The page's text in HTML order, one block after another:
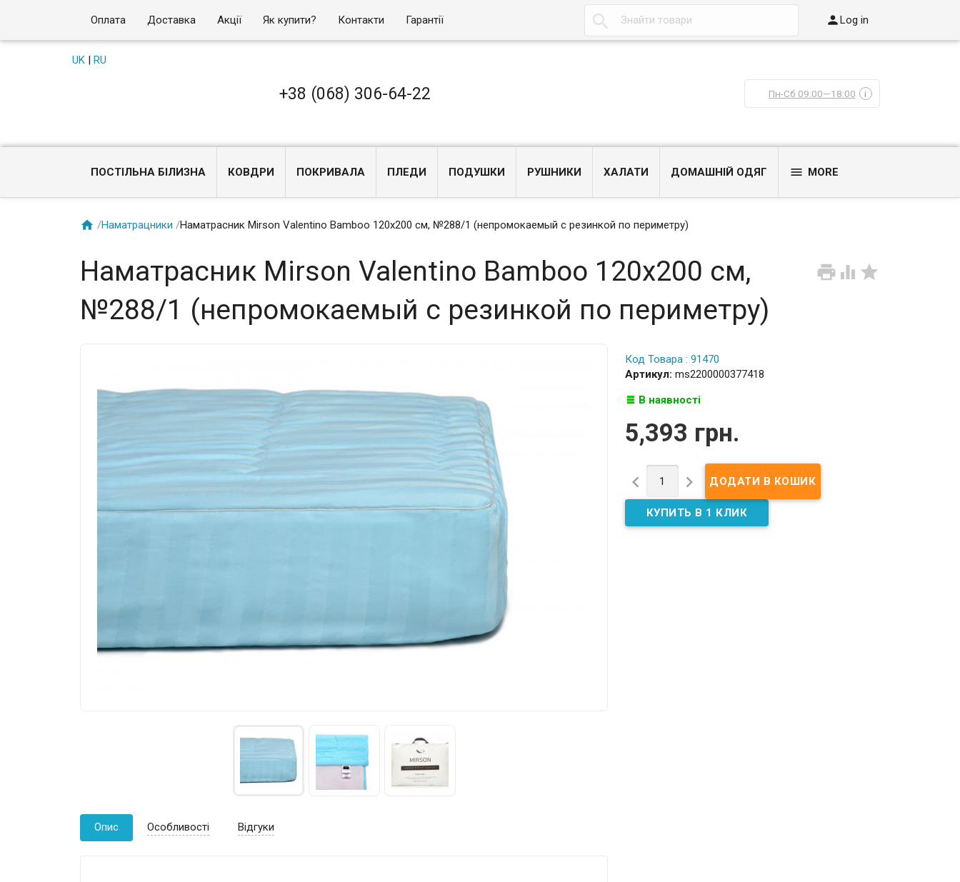
Оплата Доставка Акції Як купити? Контакти Гарантії  Log in
UK| RU
+38 (068) 306-64-22 Пн-Сб 09:00—18:00 i
ПОСТІЛЬНА БІЛИЗНА КОВДРИ ПОКРИВАЛА ПЛЕДИ ПОДУШКИ РУШНИКИ ХАЛАТИ ДОМАШНІЙ ОДЯГ  MORE
 /Наматрацники /Наматрасник Mirson Valentino Bamboo 120x200 см, №288/1 (непромокаемый с резинкой по периметру)
  
Наматрасник Mirson Valentino Bamboo 120x200 см,
№288/1 (непромокаемый с резинкой по периметру)
Код Товара : 91470
Артикул: ms2200000377418
В наявності
5,393 грн.
 
Опис Особливості Відгуки